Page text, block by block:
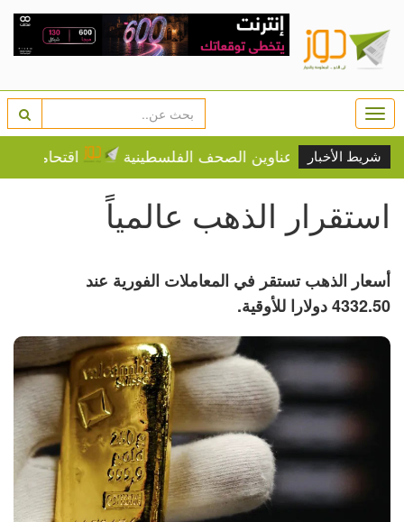
شريط الأخبار
أبرز عناوين الصحف الفلسطينية اقتحامات
استقرار الذهب عالمياً
أسعار الذهب تستقر في المعاملات الفورية عند
4332.50 دولارا للأوقية.